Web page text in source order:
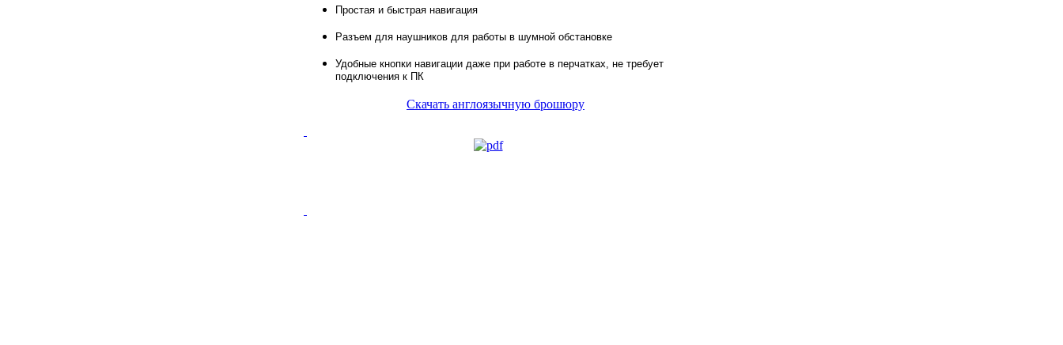
Простая и быстрая навигация
Разъем для наушников для работы в шумной обстановке
Удобные кнопки навигации даже при работе в перчатках, не требует
подключения к ПК
Скачать англоязычную брошюру